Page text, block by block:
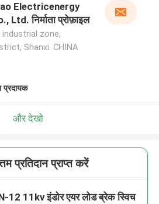
Electricenergy
Ltd. निर्माता प्रोफ़ाइल
industrial zone,
Shanxi. CHINA
प्रदायक
और देखो
प्रतिदान प्राप्त करें
12 11kv इंडोर एयर लोड ब्रेक स्विच